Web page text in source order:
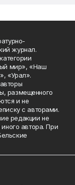
журнал.
мир», «Наш
«Урал».
размещенного
и не
с авторами.
редакции не
автора. При